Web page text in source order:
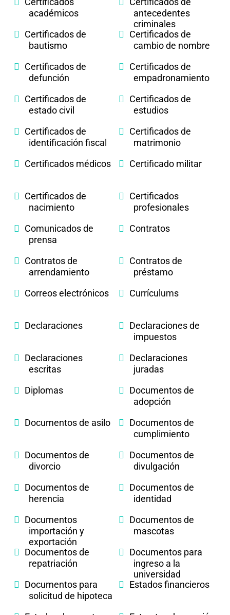
académicos
antecedentes
criminales
Certificados de
bautismo
Certificados de
cambio de nombre
Certificados de
defunción
Certificados de
empadronamiento
Certificados de
estado civil
Certificados de
estudios
Certificados de
identificación fiscal
Certificados de
matrimonio
Certificados médicos
Certificado militar
Certificados de
nacimiento
Certificados
profesionales
Comunicados de
prensa
Contratos
Contratos de
arrendamiento
Contratos de
préstamo
Correos electrónicos
Currículums
Declaraciones
Declaraciones de
impuestos
Declaraciones
escritas
Declaraciones
juradas
Diplomas
Documentos de
adopción
Documentos de asilo
Documentos de
cumplimiento
Documentos de
divorcio
Documentos de
divulgación
Documentos de
herencia
Documentos de
identidad
Documentos
importación y
exportación
Documentos de
mascotas
Documentos de
repatriación
Documentos para
ingreso a la
universidad
Documentos para
solicitud de hipoteca
Estados financieros